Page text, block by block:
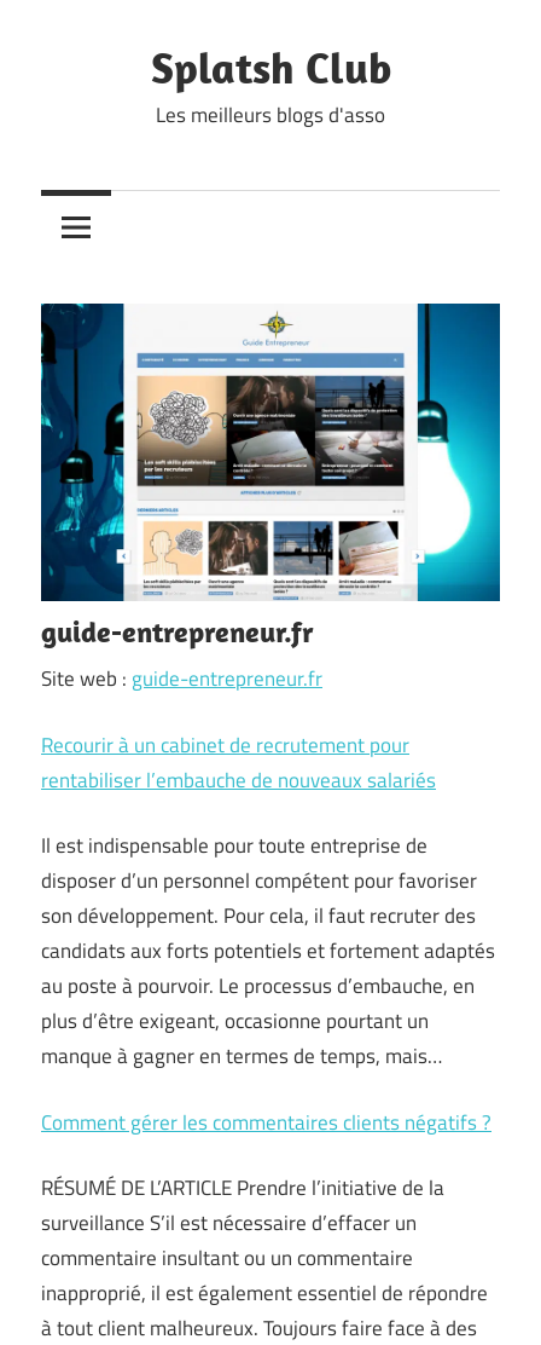
Splatsh Club
Les meilleurs blogs d'asso
guide-entrepreneur.fr
Site web : guide-entrepreneur.fr
Recourir à un cabinet de recrutement pour
rentabiliser l’embauche de nouveaux salariés
Il est indispensable pour toute entreprise de
disposer d’un personnel compétent pour favoriser
son développement. Pour cela, il faut recruter des
candidats aux forts potentiels et fortement adaptés
au poste à pourvoir. Le processus d’embauche, en
plus d’être exigeant, occasionne pourtant un
manque à gagner en termes de temps, mais…
Comment gérer les commentaires clients négatifs ?
RÉSUMÉ DE L’ARTICLE Prendre l’initiative de la
surveillance S’il est nécessaire d’effacer un
commentaire insultant ou un commentaire
inapproprié, il est également essentiel de répondre
à tout client malheureux. Toujours faire face à des